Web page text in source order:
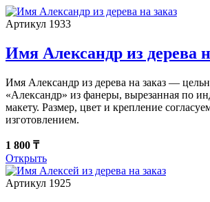
Артикул 1933
Имя Александр из дерева
Имя Александр из дерева на заказ —
«Александр» из фанеры, вырезанная по
макету. Размер, цвет и крепление
изготовлением.
1 800 ₸
Открыть
Артикул 1925